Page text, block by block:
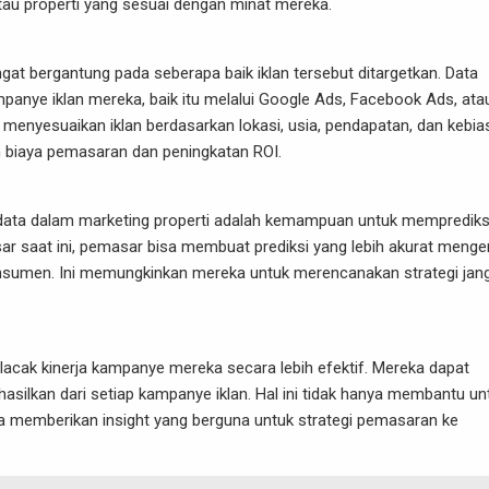
properti yang sesuai dengan minat mereka.
bergantung pada seberapa baik iklan tersebut ditargetkan. Data
iklan mereka, baik itu melalui Google Ads, Facebook Ads,
iklan berdasarkan lokasi, usia, pendapatan, dan
pemasaran dan peningkatan ROI.
dalam marketing properti adalah kemampuan untuk
saat ini, pemasar bisa membuat prediksi yang lebih akurat
Ini memungkinkan mereka untuk merencanakan strategi
kinerja kampanye mereka secara lebih efektif. Mereka dapat
dari setiap kampanye iklan. Hal ini tidak hanya membantu
insight yang berguna untuk strategi pemasaran ke